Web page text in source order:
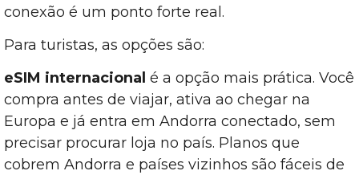
conexão é um ponto forte real.
Para turistas, as opções são:
eSIM internacional é a opção mais prática. Você
compra antes de viajar, ativa ao chegar na
Europa e já entra em Andorra conectado, sem
precisar procurar loja no país. Planos que
cobrem Andorra e países vizinhos são fáceis de